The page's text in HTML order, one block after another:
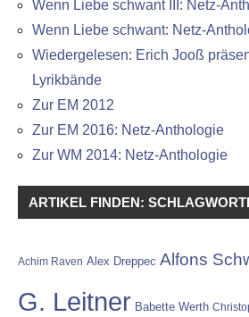
Wenn Liebe schwant III: Netz-
Wenn Liebe schwant: Netz-
Wiedergelesen: Erich Jooß
Lyrikbände
Zur EM 2012
Zur EM 2016: Netz-Anthologie
Zur WM 2014: Netz-Anthologie
ARTIKEL FINDEN:
Achim Raven Alex Dreppec Alfons
G. Leitner Babette Werth